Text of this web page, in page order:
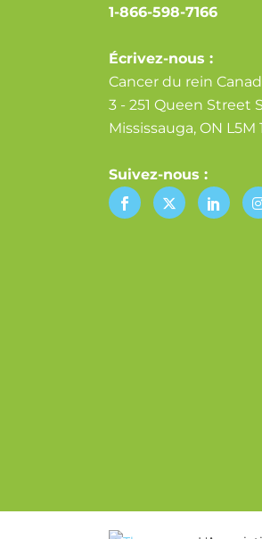
1-866-598-7166
Écrivez-nous :
Cancer du rein
3 - 251 Queen Street
Mississauga, ON L5M
Suivez-nous :